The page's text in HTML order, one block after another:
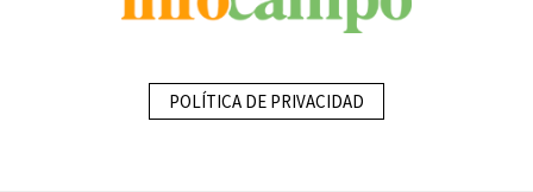
POLÍTICA DE PRIVACIDAD